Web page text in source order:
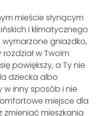
mieście słynącym
i klimatycznego
wymarzone gniazdko,
w Twoim
powiększy, a Ty nie
dziecka albo
inny sposób i nie
miejsce dla
mieszkania